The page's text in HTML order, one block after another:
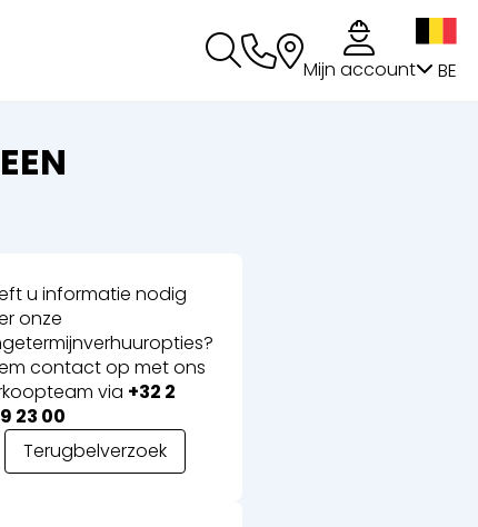
Mijn account BE
u informatie nodig
onze
contact op met ons
via +32 2
23 00
Terugbelverzoek